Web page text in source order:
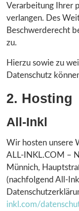
Verarbeitung Ihrer
verlangen. Des
Beschwerderecht
zu.
Hierzu sowie zu
Datenschutz
2. Hosting
All-Inkl
Wir hosten unsere
ALL-INKL.COM –
Münnich,
(nachfolgend All-
inkl.com/